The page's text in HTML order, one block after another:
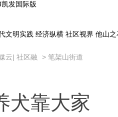
发国际版
文明实践 经济纵横 社区视界 他山之
云| 社区融 > 笔架山街道
犬靠大家